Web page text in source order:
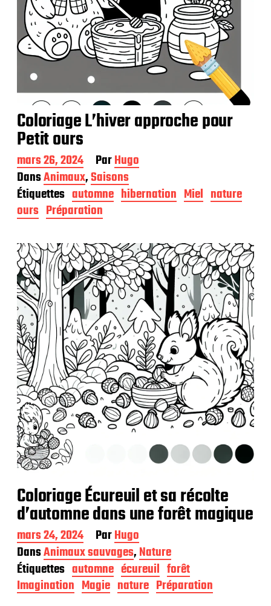
Coloriage L’hiver approche pour
Petit ours
D
a
t
e
d
e
u
b
l
i
c
a
t
i
o
n
mars 26, 2024 ParHugo
DansAnimaux,Saisons
Étiquettes automne hibernation Miel nature
ours Préparation
Coloriage Écureuil et sa récolte
d’automne dans une forêt magique
D
a
t
e
d
e
mars 24, 2024 ParHugo
DansAnimaux sauvages,Nature
Étiquettes automne écureuil forêt
Imagination Magie nature Préparation